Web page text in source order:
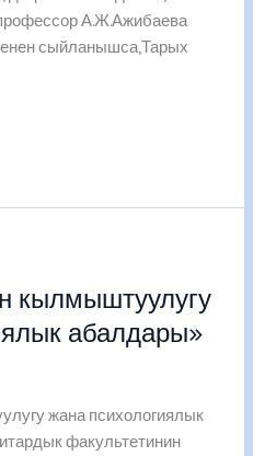
А.Ж.Ажибаева
сыйланышса,Тарых
кылмыштуулугу
абалдары»
жана психологиялык
факультетинин